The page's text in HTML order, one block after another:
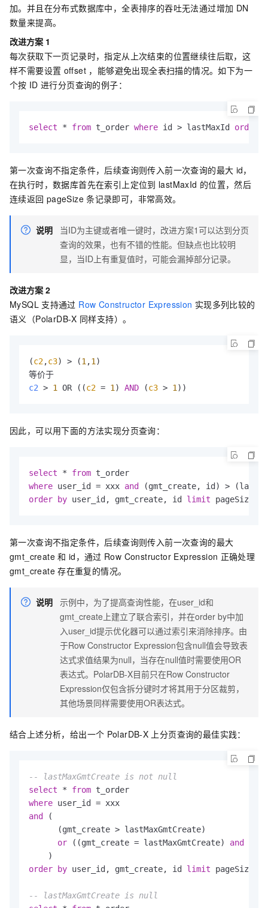
加。并且在分布式数据库中，全表排序的吞吐无法通过增加 DN
数量来提高。
改进方案 1
每次获取下一页记录时，指定从上次结束的位置继续往后取，这
样不需要设置 offset ，能够避免出现全表扫描的情况。如下为一
个按 ID 进行分页查询的例子：
select * from t_order where id > lastMaxId order
第一次查询不指定条件，后续查询则传入前一次查询的最大 id，
在执行时，数据库首先在索引上定位到 lastMaxId 的位置，然后
连续返回 pageSize 条记录即可，非常高效。
说明
当ID为主键或者唯一键时，改进方案1可以达到分页
查询的效果，也有不错的性能。但缺点也比较明
显，当ID上有重复值时，可能会漏掉部分记录。
改进方案 2
MySQL 支持通过 Row Constructor Expression 实现多列比较的
语义（PolarDB-X 同样支持）。
(c2,c3) > (1,1)
c2 > 1 OR ((c2 = 1) AND (c3 > 1))
因此，可以用下面的方法实现分页查询：
select * from
where user_id = xxx and
order
by user_id, gmt_create, id limit pageSize
第一次查询不指定条件，后续查询则传入前一次查询的最大
gmt_create 和 id，通过 Row Constructor Expression 正确处理
gmt_create 存在重复的情况。
说明 示例中，为了提高查询性能，在user_id和
gmt_create上建立了联合索引，并在order by中加
入user_id提示优化器可以通过索引来消除排序。由
于Row Constructor Expression包含null值会导致表
达式求值结果为null，当存在null值时需要使用OR
表达式。 PolarDB-X目前只在Row Constructor
Expression仅包含拆分键时才将其用于分区裁剪，
其他场景同样需要使用OR表达式。
结合上述分析，给出一个 PolarDB-X 上分页查询的最佳实践：
-- lastMaxGmtCreate is not null
select * from
where
and
(
      (gmt_create > lastMaxGmtCreate)
or ((gmt_create = lastMaxGmtCreate) and
order
by user_id, gmt_create, id limit pageSize
-- lastMaxGmtCreate is null